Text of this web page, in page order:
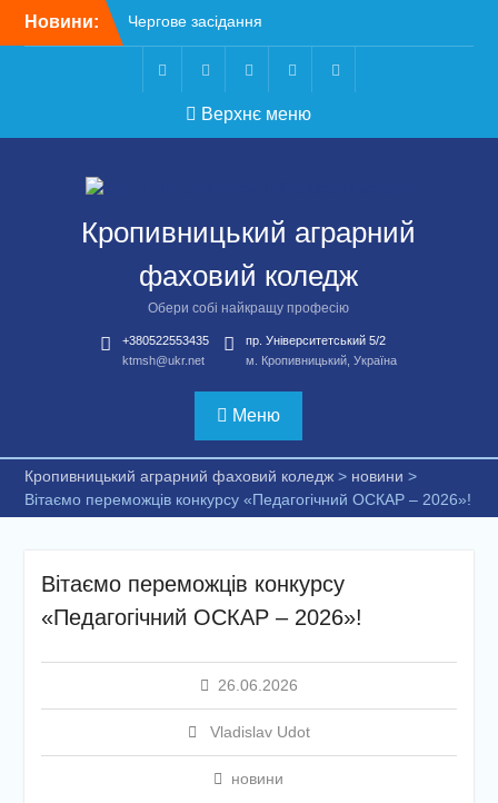
Новини:
Чергове засідання
стипендіальної комісії:
основні рішення
Небезпечні розваги
можуть коштувати життя
Крок до сучасної
ВСТУП-2026
TelegramFacebookInstagram Youtube
Верхнє меню
Кропивницький аграрний
фаховий коледж
Обери собі найкращу професію
+380522553435
ktmsh@ukr.net
пр. Університетський 5/2
м. Кропивницький, Україна
Меню
Кропивницький аграрний фаховий коледж> новини >
Вітаємо переможців конкурсу «Педагогічний ОСКАР – 2026»!
Вітаємо переможців конкурсу
«Педагогічний ОСКАР – 2026»!
26.06.2026
Vladislav Udot
новини